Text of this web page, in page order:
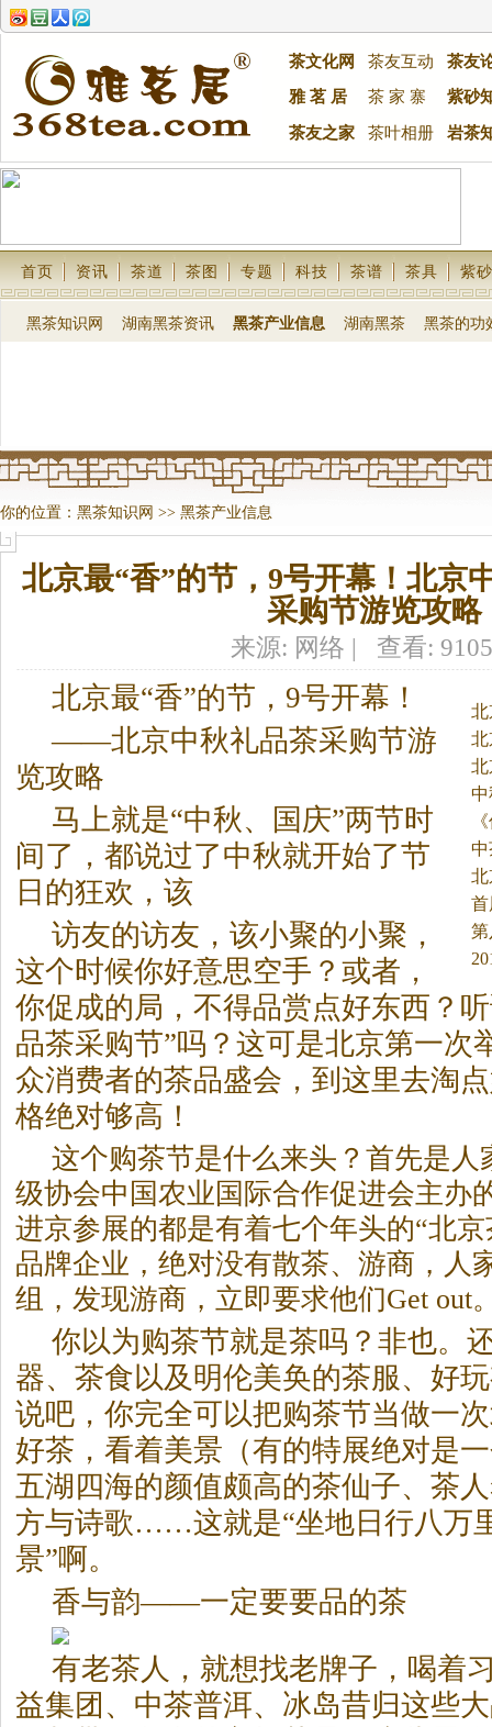
茶文化网 茶友互动
茶友
雅 茗 居
茶 家 寨 紫砂
茶友之家 茶叶相册 岩茶
首页 资讯 茶道 茶图 专题 科技 茶谱 茶具 紫砂
黑茶知识网 湖南黑茶资讯 黑茶产业信息 湖南黑茶 黑茶的功
你的位置： 黑茶知识网 >> 黑茶产业信息
北京最“香”的节，9号开幕！北京
采购节游览攻略
来源: 网络 | 查看:
幕
举
走
下
北京最“香”的节，9号开幕！
——北京中秋礼品茶采购节游
览攻略
马上就是“中秋、国庆”两节时
间了，都说过了中秋就开始了节
日的狂欢，该
访友的访友，该小聚的小聚，
这个时候你好意思空手？或者，
你促成的局，不得品赏点好东西？
品茶采购节”吗？这可是北京第一次
众消费者的茶品盛会，到这里去淘
格绝对够高！
这个购茶节是什么来头？首先是人
级协会中国农业国际合作促进会主办
进京参展的都是有着七个年头的“北
品牌企业，绝对没有散茶、游商，人
组，发现游商，立即要求他们Get out
你以为购茶节就是茶吗？非也。
器、茶食以及明伦美奂的茶服、好
说吧，你完全可以把购茶节当做一
好茶，看着美景（有的特展绝对是
五湖四海的颜值颇高的茶仙子、茶
方与诗歌……这就是“坐地日行八万
景”啊。
香与韵——一定要要品的茶
有老茶人，就想找老牌子，喝着
益集团、中茶普洱、冰岛昔归这些